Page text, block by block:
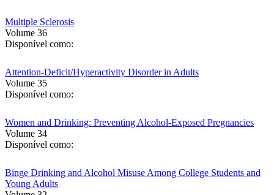
Multiple Sclerosis
Volume 36
Disponível como:
Attention-Deficit/Hyperactivity Disorder in Adults
Volume 35
Disponível como:
Women and Drinking: Preventing Alcohol-Exposed Pregnancies
Volume 34
Disponível como:
Binge Drinking and Alcohol Misuse Among College Students and
Young Adults